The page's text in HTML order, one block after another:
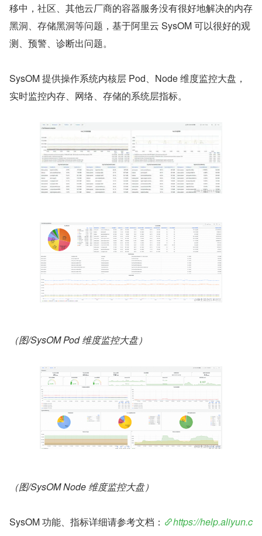
移中，社区、其他云厂商的容器服务没有很好地解决的内存
黑洞、存储黑洞等问题，基于阿里云 SysOM 可以很好的观
测、预警、诊断出问题。
SysOM 提供操作系统内核层 Pod、Node 维度监控大盘，
实时监控内存、网络、存储的系统层指标。
（图/SysOM Pod 维度监控大盘）
（图/SysOM Node 维度监控大盘）
SysOM 功能、指标详细请参考文档：
https://help.aliyun.c